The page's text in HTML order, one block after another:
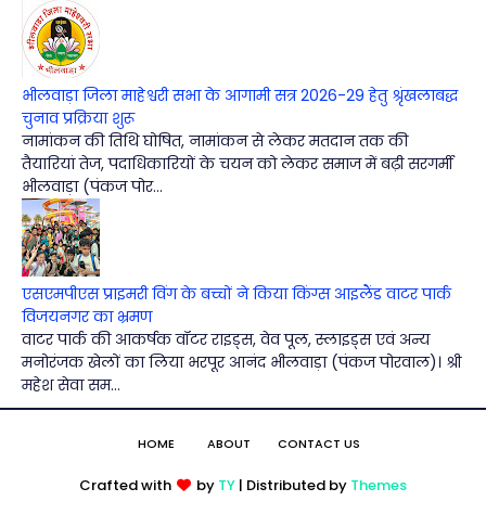
भीलवाड़ा जिला माहेश्वरी सभा के आगामी सत्र 2026-29 हेतु श्रृंखलाबद्ध
चुनाव प्रक्रिया शुरू
नामांकन की तिथि घोषित, नामांकन से लेकर मतदान तक की
तैयारियां तेज, पदाधिकारियों के चयन को लेकर समाज में बढ़ी सरगर्मी
भीलवाड़ा (पंकज पोर...
एसएमपीएस प्राइमरी विंग के बच्चों ने किया किंग्स आइलैंड वाटर पार्क
विजयनगर का भ्रमण
वाटर पार्क की आकर्षक वॉटर राइड्स, वेव पूल, स्लाइड्स एवं अन्य
मनोरंजक खेलों का लिया भरपूर आनंद भीलवाड़ा (पंकज पोरवाल)। श्री
महेश सेवा सम...
HOME ABOUT CONTACT US
Crafted with by TY | Distributed by Themes